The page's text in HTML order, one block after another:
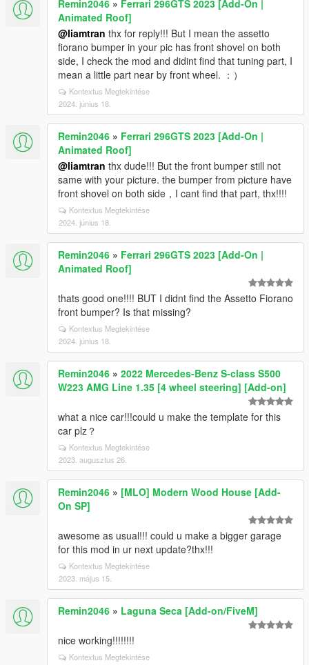
Remin2046 » Ferrari 296GTS 2023 [Add-On |
Animated Roof]
@liamtran thx for reply!!! But I mean the assetto
fiorano bumper in your pic has front shovel on both
side, I check the mod and didint find that tuning part, I
mean a little part near by front wheel. ：）
Kontextus Megtekintése
2024. június 18.
Remin2046 » Ferrari 296GTS 2023 [Add-On |
Animated Roof]
@liamtran thx dude!!! But the front bumper still not
same with your picture. the bumper from picture have
front shovel on both side，I cant find that part, thx!!!!
Kontextus Megtekintése
2024. június 18.
Remin2046 » Ferrari 296GTS 2023 [Add-On |
Animated Roof]
thats good one!!!! BUT I didnt find the Assetto Fiorano
front bumper? Is that missing?
Kontextus Megtekintése
2024. június 18.
Remin2046 » 2022 Mercedes-Benz S-class S500
W223 AMG Line 1.35 [4 wheel steering] [Add-on]
what a nice car!!!could u make the template for this
car plz？
Kontextus Megtekintése
2023. augusztus 26.
Remin2046 » [MLO] Modern Wood House [Add-
On SP]
awesome as usual!!! could u make a bigger garage
for this mod in ur next update?thx!!!
Kontextus Megtekintése
2023. május 15.
Remin2046 » Laguna Seca [Add-on/FiveM]
nice working!!!!!!!!
Kontextus Megtekintése